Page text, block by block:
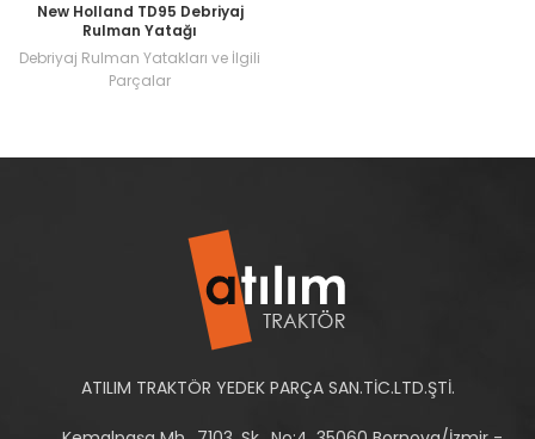
New Holland TD95 Debriyaj
Rulman Yatağı
Debriyaj Rulman Yatakları ve İlgili
Parçalar
ATILIM TRAKTÖR YEDEK PARÇA SAN.TİC.LTD.ŞTİ.